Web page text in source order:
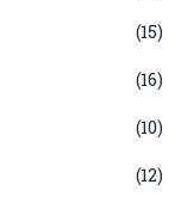
(15)
(16)
(10)
(12)